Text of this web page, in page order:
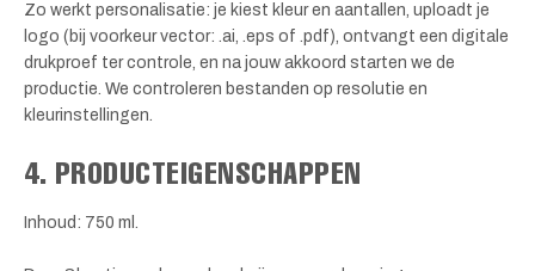
Zo werkt personalisatie: je kiest kleur en aantallen, uploadt je
logo (bij voorkeur vector: .ai, .eps of .pdf), ontvangt een digitale
drukproef ter controle, en na jouw akkoord starten we de
productie. We controleren bestanden op resolutie en
kleurinstellingen.
4. PRODUCTEIGENSCHAPPEN
Inhoud: 750 ml.